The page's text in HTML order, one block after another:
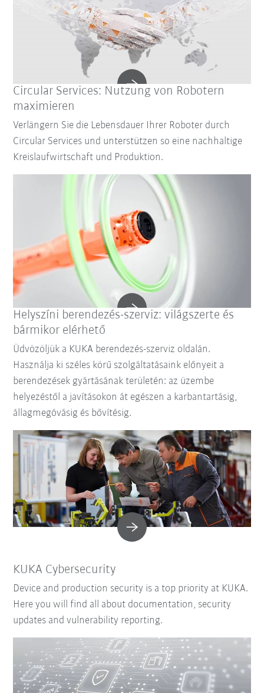
Circular Services: Nutzung von Robotern
maximieren
Verlängern Sie die Lebensdauer Ihrer Roboter durch
Circular Services und unterstützen so eine nachhaltige
Kreislaufwirtschaft und Produktion.
Helyszíni berendezés-szerviz: világszerte és
bármikor elérhető
Üdvözöljük a KUKA berendezés-szerviz oldalán.
Használja ki széles körű szolgáltatásaink előnyeit a
berendezések gyártásának területén: az üzembe
helyezéstől a javításokon át egészen a karbantartásig,
állagmegóvásig és bővítésig.
KUKA Cybersecurity
Device and production security is a top priority at KUKA.
Here you will find all about documentation, security
updates and vulnerability reporting.